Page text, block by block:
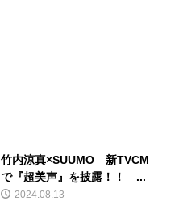
竹内涼真×SUUMO 新TVCM
で『超美声』を披露！！ ...
2024.08.13